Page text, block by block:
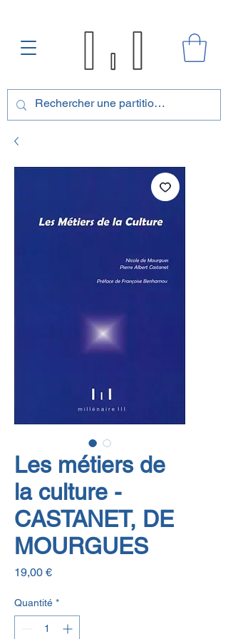
Les métiers de
la culture -
CASTANET, DE
MOURGUES
19,00 €Prix
Quantité *